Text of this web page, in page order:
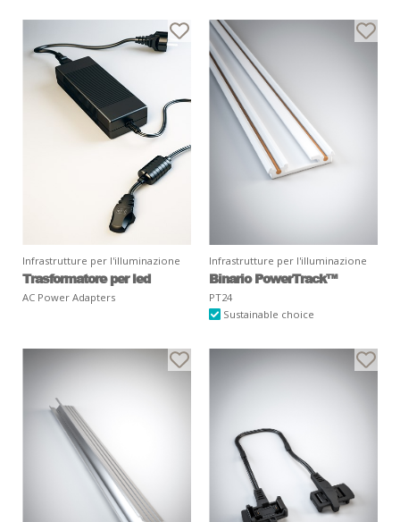
Infrastrutture per l'illuminazione
Trasformatore per led
AC Power Adapters
Infrastrutture per l'illuminazione
Binario PowerTrack™
PT24
Sustainable choice